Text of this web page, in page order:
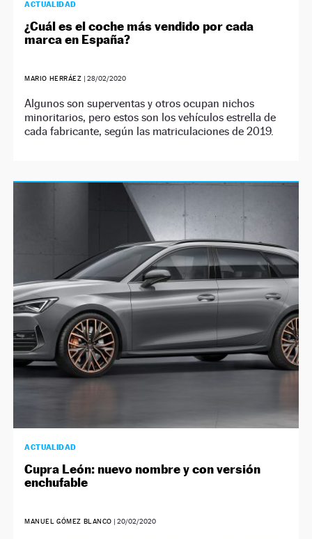
ACTUALIDAD
¿Cuál es el coche más vendido por cada
marca en España?
MARIO HERRÁEZ | 28/02/2020
Algunos son superventas y otros ocupan nichos
minoritarios, pero estos son los vehículos estrella de
cada fabricante, según las matriculaciones de 2019.
ACTUALIDAD
Cupra León: nuevo nombre y con versión
enchufable
MANUEL GÓMEZ BLANCO |20/02/2020